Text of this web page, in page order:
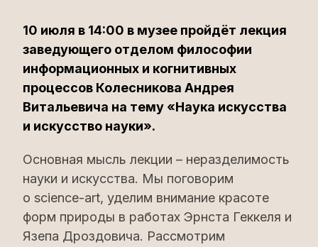
10 июля в 14:00 в музее пройдёт лекция
заведующего отделом философии
информационных и когнитивных
процессов Колесникова Андрея
Витальевича на тему «Наука искусства
и искусство науки».
Основная мысль лекции – неразделимость
науки и искусства. Мы поговорим
о science-art, уделим внимание красоте
форм природы в работах Эрнста Геккеля и
Язепа Дроздовича. Рассмотрим